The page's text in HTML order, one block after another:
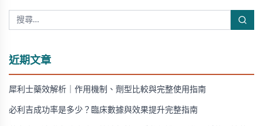
近期文章
犀利士藥效解析｜作用機制、劑型比較與完整使用指南
必利吉成功率是多少？臨床數據與效果提升完整指南